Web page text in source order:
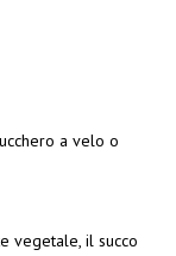
a velo o
vegetale, il succo